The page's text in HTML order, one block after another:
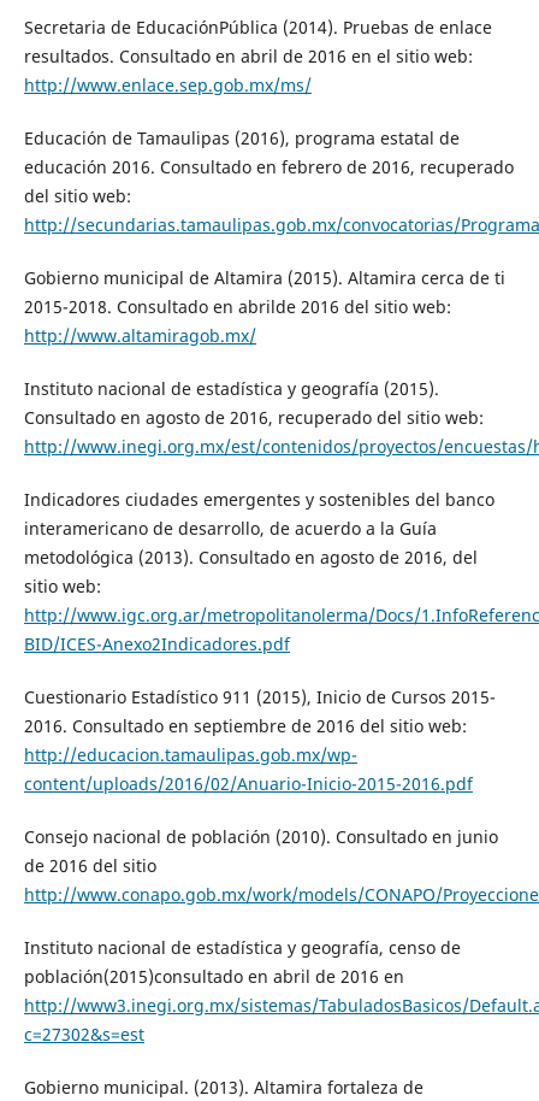
Secretaria de EducaciónPública (2014). Pruebas de enlace
resultados. Consultado en abril de 2016 en el sitio web:
http://www.enlace.sep.gob.mx/ms/
Educación de Tamaulipas (2016), programa estatal de
educación 2016. Consultado en febrero de 2016, recuperado
del sitio web:
http://secundarias.tamaulipas.gob.mx/convocatorias/
Gobierno municipal de Altamira (2015). Altamira cerca de ti
2015-2018. Consultado en abrilde 2016 del sitio web:
http://www.altamiragob.mx/
Instituto nacional de estadística y geografía (2015).
Consultado en agosto de 2016, recuperado del sitio web:
http://www.inegi.org.mx/est/contenidos/proyectos/
Indicadores ciudades emergentes y sostenibles del banco
interamericano de desarrollo, de acuerdo a la Guía
metodológica (2013). Consultado en agosto de 2016, del
sitio web:
http://www.igc.org.ar/metropolitanolerma/Docs/
BID/ICES-Anexo2Indicadores.pdf
Cuestionario Estadístico 911 (2015), Inicio de Cursos 2015-
2016. Consultado en septiembre de 2016 del sitio web:
http://educacion.tamaulipas.gob.mx/wp-
content/uploads/2016/02/Anuario-Inicio-2015-2016.pdf
Consejo nacional de población (2010). Consultado en junio
de 2016 del sitio
http://www.conapo.gob.mx/work/models/CONAPO/
Instituto nacional de estadística y geografía, censo de
población(2015)consultado en abril de 2016 en
http://www3.inegi.org.mx/sistemas/TabuladosBasicos/
c=27302&s=est
Gobierno municipal. (2013). Altamira fortaleza de